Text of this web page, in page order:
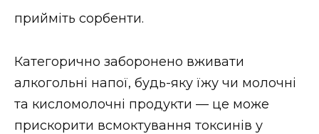
прийміть сорбенти.
Категорично заборонено вживати
алкогольні напої, будь-яку їжу чи молочні
та кисломолочні продукти — це може
прискорити всмоктування токсинів у